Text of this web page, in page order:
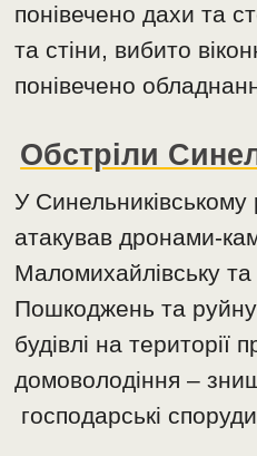
понівечено дахи та
та стіни, вибито
понівечено
Обстріли
У Синельниківському
атакував дронами-
Маломихайлівську
Пошкоджень та
будівлі на території
домоволодіння –
господарські